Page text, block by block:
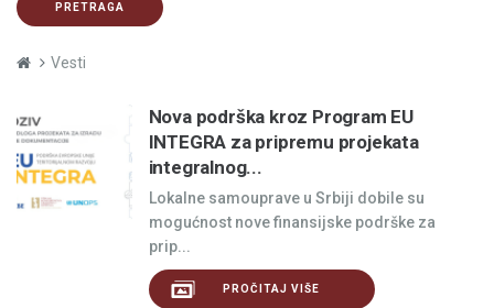
PRETRAGA
Vesti
Nova podrška kroz Program EU
INTEGRA za pripremu projekata
integralnog...
Lokalne samouprave u Srbiji dobile su
mogućnost nove finansijske podrške za
prip...
PROČITAJ VIŠE